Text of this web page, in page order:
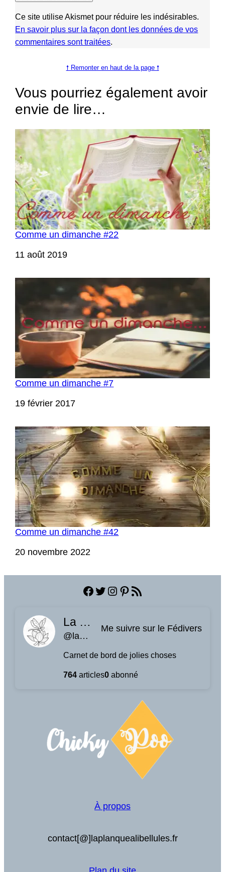
Ce site utilise Akismet pour réduire les indésirables.
En savoir plus sur la façon dont les données de vos
commentaires sont traitées.
🠕 Remonter en haut de la page 🠕
Vous pourriez également avoir
envie de lire…
Comme un dimanche #22
Date
11 août 2019
Comme un dimanche #7
Date
19 février 2017
Comme un dimanche #42
Date
20 novembre 2022
Facebook
Twitter
Instagram
Pinterest
Flux RSS
La planque à libellules
@laplanquealibellules.fr@www.laplanquealibellules.fr
Me suivre sur le Fédivers
Carnet de bord de jolies choses
764 articles0 abonné
À propos
contact[@]laplanquealibellules.fr